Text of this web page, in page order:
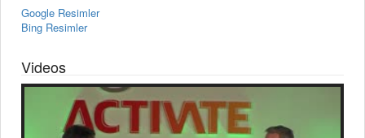
Google Resimler
Bing Resimler
Videos